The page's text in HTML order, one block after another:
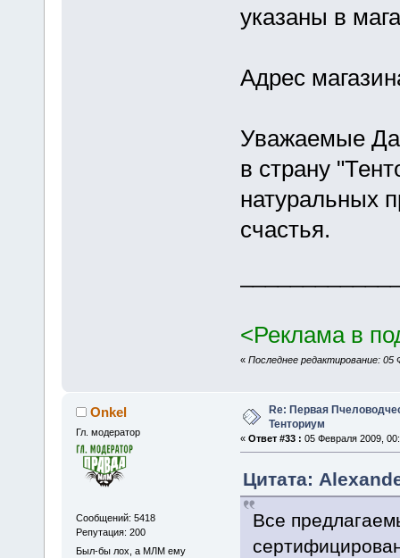
указаны в
Адрес
Уважаемые
в страну
натуральных
счастья.
<Реклама в
« Последнее редактирование: 05
Onkel
Гл. модератор
Сообщений: 5418
Репутация: 200
Был-бы лох, а МЛМ ему
Re: Первая
Тенториум
« Ответ #33 : 05 Февраля 2009,
Цитата:
Все